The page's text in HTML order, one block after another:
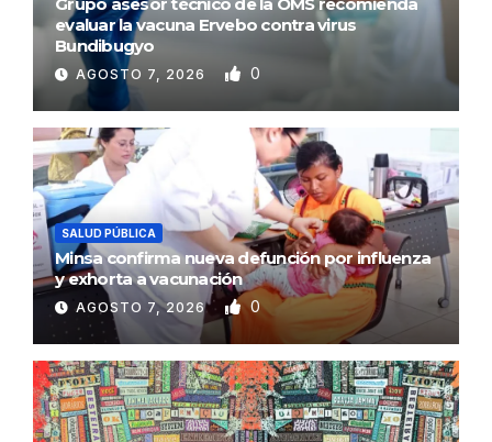
evaluar la vacuna Ervebo contra virus
Bundibugyo
AGOSTO 7, 2026 0
SALUD PÚBLICA
Minsa confirma nueva defunción por influenza
y exhorta a vacunación
AGOSTO 7, 2026 0